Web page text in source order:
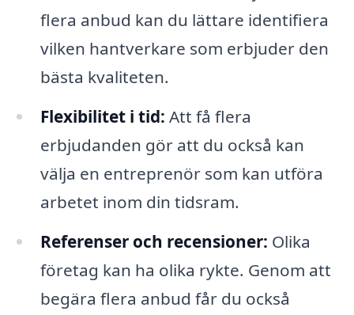
flera anbud kan du lättare identifiera
vilken hantverkare som erbjuder den
bästa kvaliteten.
Flexibilitet i tid: Att få flera
erbjudanden gör att du också kan
välja en entreprenör som kan utföra
arbetet inom din tidsram.
Referenser och recensioner: Olika
företag kan ha olika rykte. Genom att
begära flera anbud får du också